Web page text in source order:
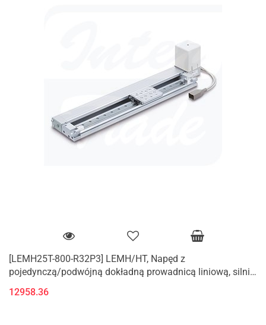
[LEMH25T-800-R32P3] LEMH/HT, Napęd z
pojedynczą/podwójną dokładną prowadnicą liniową, silnik
12958.36